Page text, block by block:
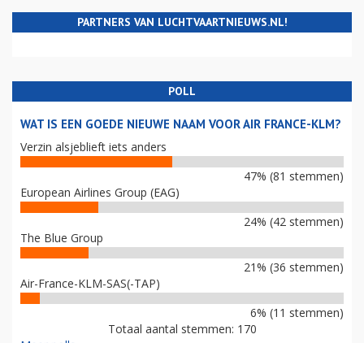
PARTNERS VAN LUCHTVAARTNIEUWS.NL!
POLL
WAT IS EEN GOEDE NIEUWE NAAM VOOR AIR FRANCE-KLM?
Verzin alsjeblieft iets anders
47% (81 stemmen)
European Airlines Group (EAG)
24% (42 stemmen)
The Blue Group
21% (36 stemmen)
Air-France-KLM-SAS(-TAP)
6% (11 stemmen)
Totaal aantal stemmen: 170